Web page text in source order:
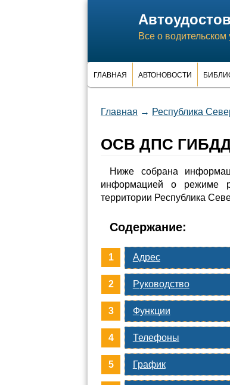
Все о водительском
ГЛАВНАЯ АВТОНОВОСТИ
Главная → Республика
ОСВ ДПС
Ниже собрана
информацией о режиме
территории Республика
Содержание:
Адрес
Руководство
Функции
Телефоны
График